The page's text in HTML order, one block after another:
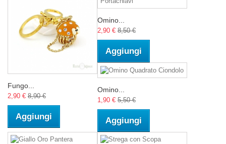
Fungo...
2,90 € 8,90 €
Aggiungi
Omino...
2,90 € 8,50 €
Aggiungi
Omino...
1,90 € 5,50 €
Aggiungi